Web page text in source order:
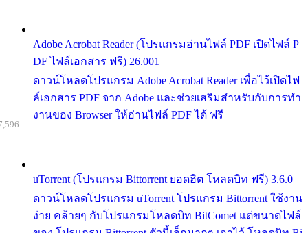
Adobe Acrobat Reader (โปรแกรมอ่านไฟล์ PDF เปิดไฟล์ P
DF ไฟล์เอกสาร ฟรี) 26.001
ดาวน์โหลดโปรแกรม Adobe Acrobat Reader เพื่อไว้เปิดไฟ
ล์เอกสาร PDF จาก Adobe และช่วยเสริมสำหรับกับการทำ
งานของ Browser ให้อ่านไฟล์ PDF ได้ ฟรี
uTorrent (โปรแกรม Bittorrent ยอดฮิต โหลดบิท ฟรี) 3.6.0
ดาวน์โหลดโปรแกรม uTorrent โปรแกรม Bittorrent ใช้งาน
ง่าย คล้ายๆ กับโปรแกรมโหลดบิท BitComet แต่ขนาดไฟล์